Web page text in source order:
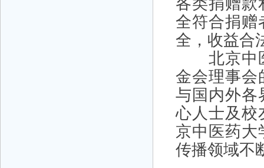
各类捐赠款
全符合捐赠
全，收益合
北京中医
金会理事会
与国内外各
心人士及校
京中医药大
传播领域不